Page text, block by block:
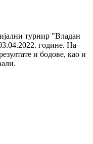
турнир "Владан
године. На
и бодове, као и